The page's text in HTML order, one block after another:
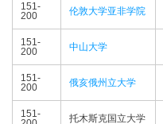
151-
200
伦敦大学亚非学院
151-
200
中山大学
151-
200
俄亥俄州立大学
151-
托木斯克国立大学